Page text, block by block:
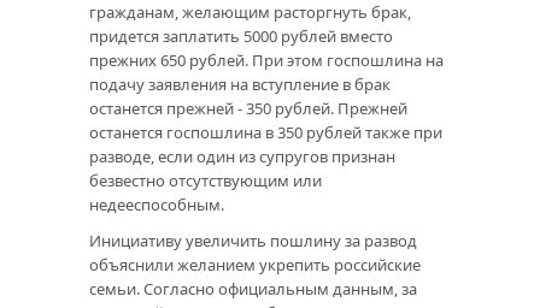
гражданам, желающим расторгнуть брак,
придется заплатить 5000 рублей вместо
прежних 650 рублей. При этом госпошлина на
подачу заявления на вступление в брак
останется прежней - 350 рублей. Прежней
останется госпошлина в 350 рублей также при
разводе, если один из супругов признан
безвестно отсутствующим или
недееспособным.
Инициативу увеличить пошлину за развод
объяснили желанием укрепить российские
семьи. Согласно официальным данным, за